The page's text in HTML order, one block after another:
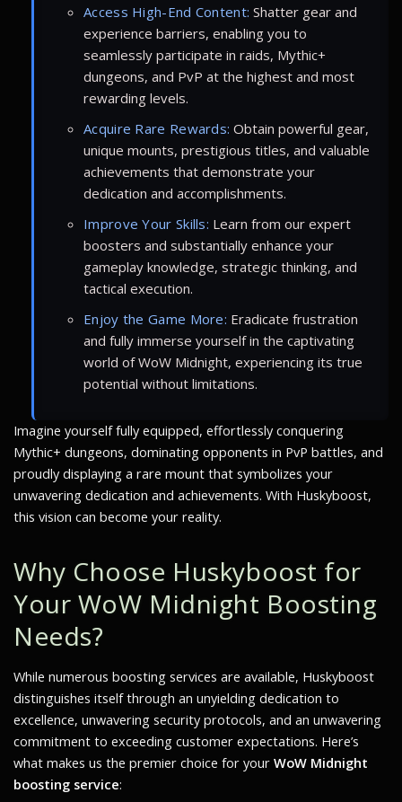
Access High-End Content: Shatter gear and
experience barriers, enabling you to
seamlessly participate in raids, Mythic+
dungeons, and PvP at the highest and most
rewarding levels.
Acquire Rare Rewards: Obtain powerful gear,
unique mounts, prestigious titles, and valuable
achievements that demonstrate your
dedication and accomplishments.
Improve Your Skills: Learn from our expert
boosters and substantially enhance your
gameplay knowledge, strategic thinking, and
tactical execution.
Enjoy the Game More: Eradicate frustration
and fully immerse yourself in the captivating
world of WoW Midnight, experiencing its true
potential without limitations.
Imagine yourself fully equipped, effortlessly conquering
Mythic+ dungeons, dominating opponents in PvP battles, and
proudly displaying a rare mount that symbolizes your
unwavering dedication and achievements. With Huskyboost,
this vision can become your reality.
Why Choose Huskyboost for
Your WoW Midnight Boosting
Needs?
While numerous boosting services are available, Huskyboost
distinguishes itself through an unyielding dedication to
excellence, unwavering security protocols, and an unwavering
commitment to exceeding customer expectations. Here’s
what makes us the premier choice for your WoW Midnight
boosting service: